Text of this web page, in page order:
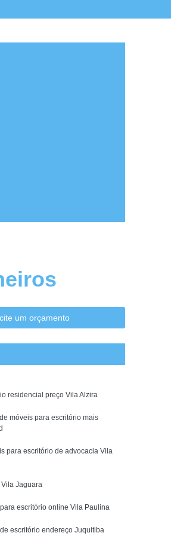
Leste
Cadeira para Escritório
de Escritório
Conserto de Poltrona
de Escritorio
de Escritório em SP
Zona Norte
na Zona Sul
um orçamento
residencial preço Vila Alzira
móveis para escritório mais
para escritório de advocacia Vila
Jaguara
escritório online Vila Paulina
escritório endereço Juquitiba